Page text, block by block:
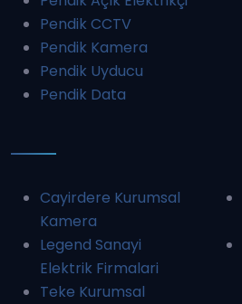
Pendik CCTV
Pendik Kamera
Pendik Uyducu
Pendik Data
Cayirdere Kurumsal
Kamera
Legend Sanayi
Elektrik Firmalari
Teke Kurumsal